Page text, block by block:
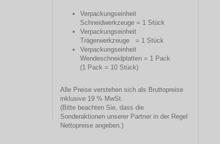
Verpackungseinheit
Schneidwerkzeuge = 1 Stück
Verpackungseinheit
Trägerwerkzeuge = 1 Stück
Verpackungseinheit
Wendeschneidplatten = 1 Pack
(1 Pack = 10 Stück)
Alle Preise verstehen sich als Bruttopreise
inklusive 19 % MwSt.
(Bitte beachten Sie, dass die
Sonderaktionen unserer Partner in der Regel
Nettopreise angeben.)